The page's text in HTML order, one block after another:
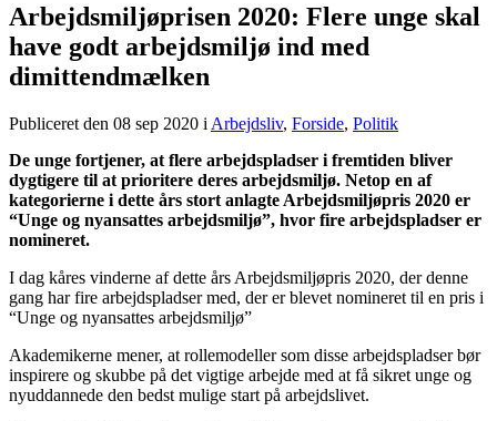
Arbejdsmiljøprisen 2020: Flere unge skal
have godt arbejdsmiljø ind med
dimittendmælken
Publiceret den 08 sep 2020 i Arbejdsliv, Forside, Politik
De unge fortjener, at flere arbejdspladser i fremtiden bliver
dygtigere til at prioritere deres arbejdsmiljø. Netop en af
kategorierne i dette års stort anlagte Arbejdsmiljøpris 2020 er
“Unge og nyansattes arbejdsmiljø”, hvor fire arbejdspladser er
nomineret.
I dag kåres vinderne af dette års Arbejdsmiljøpris 2020, der denne
gang har fire arbejdspladser med, der er blevet nomineret til en pris i
“Unge og nyansattes arbejdsmiljø”
Akademikerne mener, at rollemodeller som disse arbejdspladser bør
inspirere og skubbe på det vigtige arbejde med at få sikret unge og
nyuddannede den bedst mulige start på arbejdslivet.